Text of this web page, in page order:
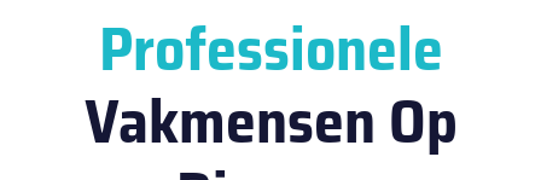
Professionele
Vakmensen Op